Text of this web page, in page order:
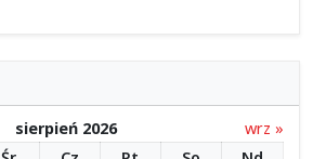
sierpień 2026
wrz »